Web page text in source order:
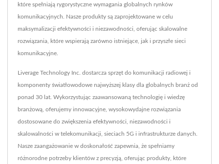
które spełniają rygorystyczne wymagania globalnych rynków
komunikacyjnych. Nasze produkty są zaprojektowane w celu
maksymalizacji efektywności i niezawodności, oferując skalowalne
rozwiązania, które wspierają zarówno istniejące, jak i przyszłe sieci
komunikacyjne.
Liverage Technology Inc. dostarcza sprzęt do komunikacji radiowej i
komponenty światłowodowe najwyższej klasy dla globalnych branż od
ponad 30 lat. Wykorzystując zaawansowaną technologię i wiedzę
branżową, oferujemy innowacyjne, wysokowydajne rozwiązania
dostosowane do zwiększenia efektywności, niezawodności i
skalowalności w telekomunikacji, sieciach 5G i infrastrukturze danych.
Nasze zaangażowanie w doskonałość zapewnia, że spełniamy
różnorodne potrzeby klientów z precyzją, oferując produkty, które